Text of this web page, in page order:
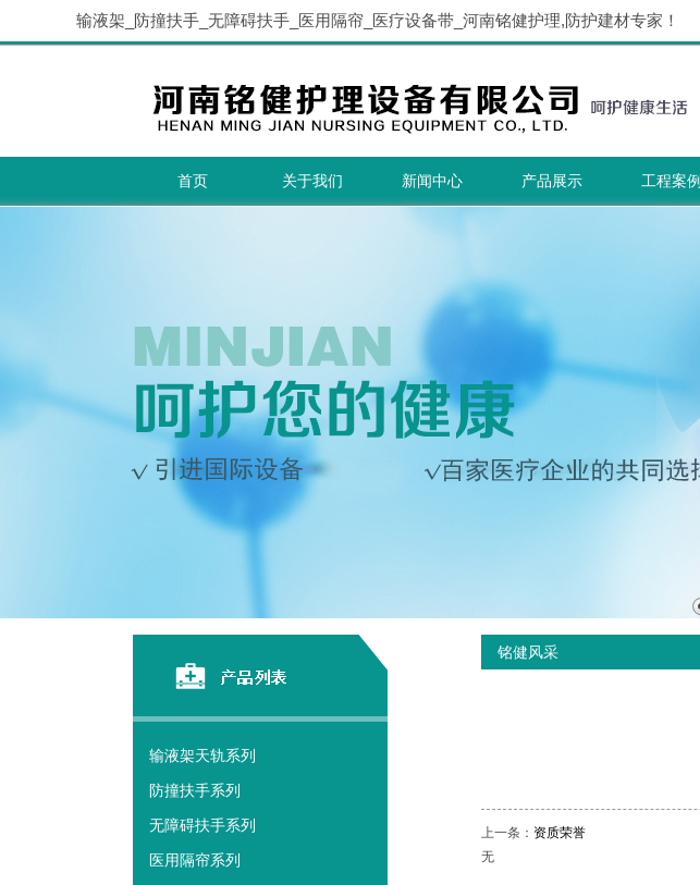
输液架_防撞扶手_无障碍扶手_医用隔帘_医疗设备带_河南铭健护理,防护建材专家！
首页 关于我们 新闻中心 产品展示 工程案例
输液架天轨系列
防撞扶手系列
无障碍扶手系列
医用隔帘系列
铭健风采
上一条： 资质荣誉
无